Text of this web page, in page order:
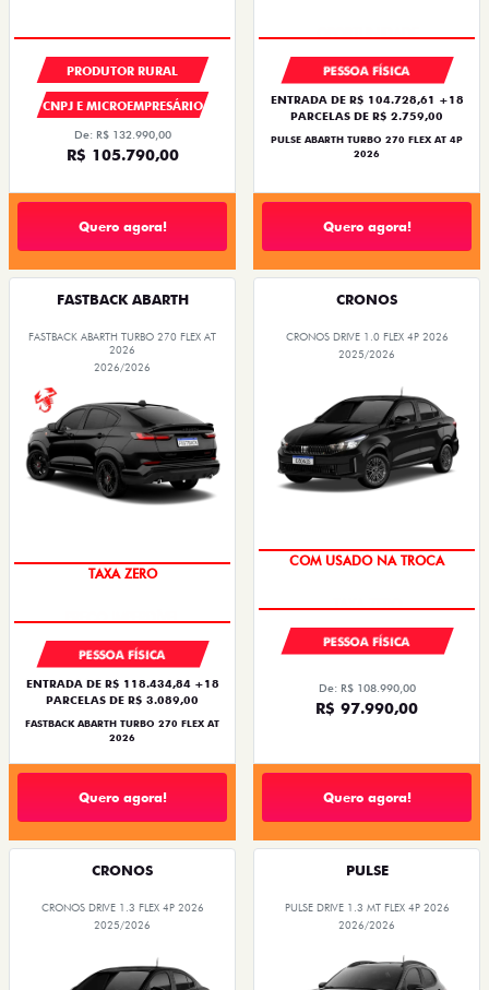
PRODUTOR RURAL
CNPJ E MICROEMPRESÁRIO
De: R$ 132.990,00
R$ 105.790,00
Quero agora!
PESSOA FÍSICA
ENTRADA DE R$ 104.728,61 +18
PARCELAS DE R$ 2.759,00
PULSE ABARTH TURBO 270 FLEX AT 4P
2026
Quero agora!
FASTBACK ABARTH
FASTBACK ABARTH TURBO 270 FLEX AT
2026
2026/2026
TAXA ZERO
PESSOA FÍSICA
ENTRADA DE R$ 118.434,84 +18
PARCELAS DE R$ 3.089,00
FASTBACK ABARTH TURBO 270 FLEX AT
2026
Quero agora!
CRONOS
CRONOS DRIVE 1.0 FLEX 4P 2026
2025/2026
COM USADO NA TROCA
PESSOA FÍSICA
De: R$ 108.990,00
R$ 97.990,00
Quero agora!
CRONOS
CRONOS DRIVE 1.3 FLEX 4P 2026
2025/2026
PULSE
PULSE DRIVE 1.3 MT FLEX 4P 2026
2026/2026